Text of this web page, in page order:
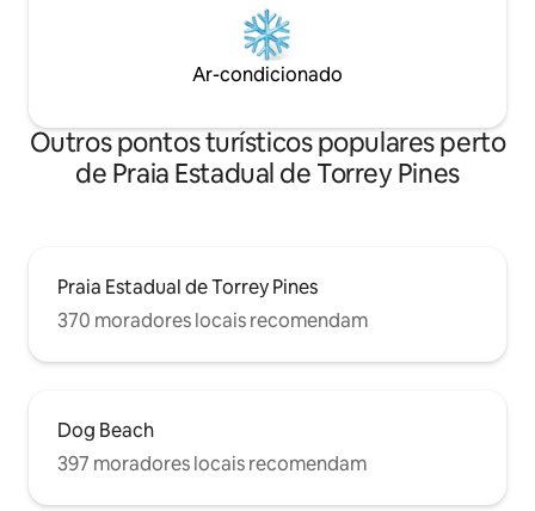
Ar-condicionado
Outros pontos turísticos populares perto
de Praia Estadual de Torrey Pines
Praia Estadual de Torrey Pines
370 moradores locais recomendam
Dog Beach
397 moradores locais recomendam